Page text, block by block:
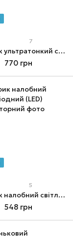
7
Ліхтарик ультратонкий світлодіодний (COB) з магнітом
770 грн
5
Ліхтарик налобний світлодіодний (LED) акумуляторний
548 грн